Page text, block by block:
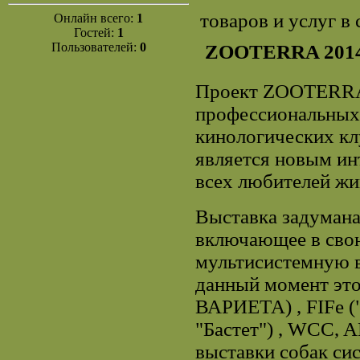
Онлайн всего: 1
Гостей: 1
Пользователей: 0
товаров и услуг в
ZOOTERRA
Проект
кинологических
является новым
всех любителей
Выставка
включающее в
мультисистемную
данный момент
ВАРИЕТА) , FIFe
"Бастет") , WCC,
выставки собак